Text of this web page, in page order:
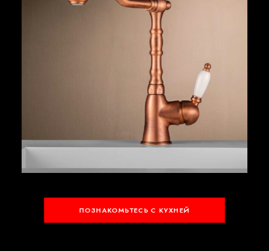
ПОЗНАКОМЬТЕСЬ С КУХНЕЙ